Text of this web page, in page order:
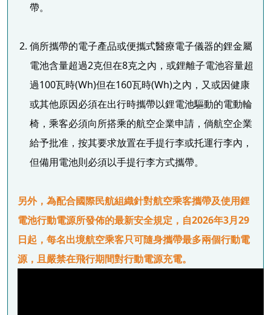
帶。
倘所攜帶的電子產品或便攜式醫療電子儀器的鋰金屬
電池含量超過2克但在8克之內，或鋰離子電池容量超
過100瓦時(Wh)但在160瓦時(Wh)之內，又或因健康
或其他原因必須在出行時攜帶以鋰電池驅動的電動輪
椅，乘客必須向所搭乘的航空企業申請，倘航空企業
給予批准，按其要求放置在手提行李或托運行李內，
但備用電池則必須以手提行李方式攜帶。
另外，為配合國際民航組織針對航空乘客攜帶及使用鋰
電池行動電源所發佈的最新安全規定，自2026年3月29
日起，每名出境航空乘客只可隨身攜帶最多兩個行動電
源，且嚴禁在飛行期間對行動電源充電。